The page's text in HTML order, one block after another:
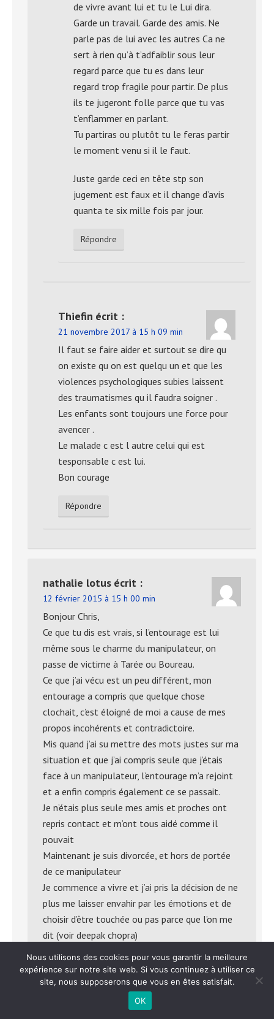
de vivre avant lui et tu le Lui dira.
Garde un travail. Garde des amis. Ne
parle pas de lui avec les autres Ca ne
sert à rien qu’à t’adfaiblir sous leur
regard parce que tu es dans leur
regard trop fragile pour partir. De plus
ils te jugeront folle parce que tu vas
t’enflammer en parlant.
Tu partiras ou plutôt tu le feras partir
le moment venu si il le faut.
Juste garde ceci en tête stp son
jugement est faux et il change d’avis
quanta te six mille fois par jour.
Répondre
Thiefin écrit :
21 novembre 2017 à 15 h 09 min
Il faut se faire aider et surtout se dire qu
on existe qu on est quelqu un et que les
violences psychologiques subies laissent
des traumatismes qu il faudra soigner .
Les enfants sont toujours une force pour
avencer .
Le malade c est l autre celui qui est
tesponsable c est lui.
Bon courage
Répondre
nathalie lotus écrit :
12 février 2015 à 15 h 00 min
Bonjour Chris,
Ce que tu dis est vrais, si l’entourage est lui
même sous le charme du manipulateur, on
passe de victime à Tarée ou Boureau.
Ce que j’ai vécu est un peu différent, mon
entourage a compris que quelque chose
clochait, c’est éloigné de moi a cause de mes
propos incohérents et contradictoire.
Mis quand j’ai su mettre des mots justes sur ma
situation et que j’ai compris seule que j’étais
face à un manipulateur, l’entourage m’a rejoint
et a enfin compris également ce se passait.
Je n’étais plus seule mes amis et proches ont
repris contact et m’ont tous aidé comme il
pouvait
Maintenant je suis divorcée, et hors de portée
de ce manipulateur
Je commence a vivre et j’ai pris la décision de ne
plus me laisser envahir par les émotions et de
choisir d’être touchée ou pas parce que l’on me
dit (voir deepak chopra)
Merci a Remi son site m’a aidé à comprendre les
mécanisme de la manipulation et à en déjouer
les pièges
Bonne chance à tout ceux qui sont encore
Nous utilisons des cookies pour vous garantir la meilleure
expérience sur notre site web. Si vous continuez à utiliser ce
site, nous supposerons que vous en êtes satisfait.
OK